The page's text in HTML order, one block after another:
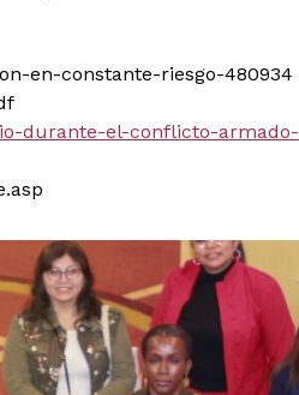
en-constante-riesgo-480934
durante-el-conflicto-armado-